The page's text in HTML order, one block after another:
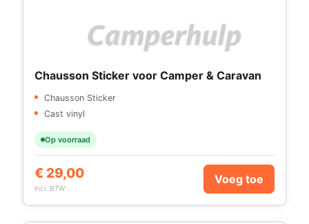
Chausson Sticker voor Camper & Caravan
Chausson Sticker
Cast vinyl
Op voorraad
€ 29,00
incl. BTW
Voeg toe